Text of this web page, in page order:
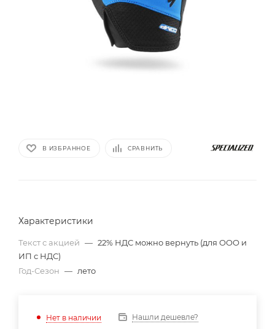
В ИЗБРАННОЕ СРАВНИТЬ
Характеристики
Текст с акцией — 22% НДС можно вернуть (для ООО и
ИП с НДС)
Год-Сезон — лето
Нет в наличии Нашли дешевле?